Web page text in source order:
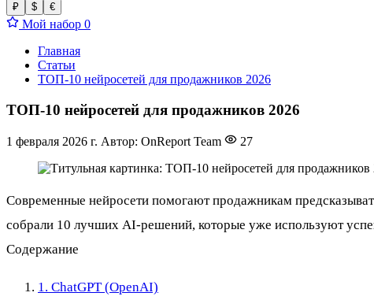
₽ $ €
Мой набор 0
Главная
Статьи
ТОП-10 нейросетей для продажников 2026
ТОП-10 нейросетей для продажников 2026
1 февраля 2026 г. Автор: OnReport Team 27
Современные нейросети помогают продажникам
собрали 10 лучших AI-решений, которые уже используют
Содержание
1. ChatGPT (OpenAI)